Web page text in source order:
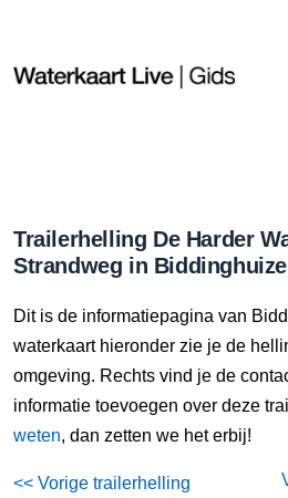
Trailerhelling De Harder
Strandweg in
Dit is de informatiepagina van
waterkaart hieronder zie je de
omgeving. Rechts vind je de
informatie toevoegen over deze
weten, dan zetten we het erbij!
<< Vorige trailerhelling